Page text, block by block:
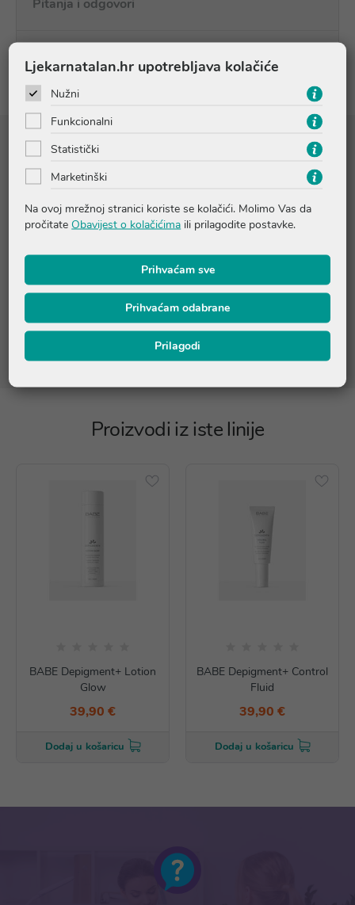
Pitanja i odgovori
1% · Karnozin 0.2% · Hijaluronska kiselina 0.1% · Retinal 0.5% ·
Hidraxypinacolone retinoat 0.3%
Sastojci: Istaknuto na originalnoj ambalaži (vidi: INGREDIENTS)
Molimo provjerite točan sastav na pakiranju ili nas kontaktirajte
na online@ljekarnatalan.hr
Proizvodi iz iste linije
BABE Depigment+ Lotion
Glow
39,90 €
Dodaj u košaricu
BABE Depigment+ Control
Fluid
39,90 €
Dodaj u košaricu
Ljekarnatalan.hr upotrebljava kolačiće
Nužni
Funkcionalni
Statistički
Marketinški
Na ovoj mrežnoj stranici koriste se kolačići. Molimo Vas da
pročitate Obavijest o kolačićima ili prilagodite postavke.
Prihvaćam sve
Prihvaćam odabrane
Prilagodi